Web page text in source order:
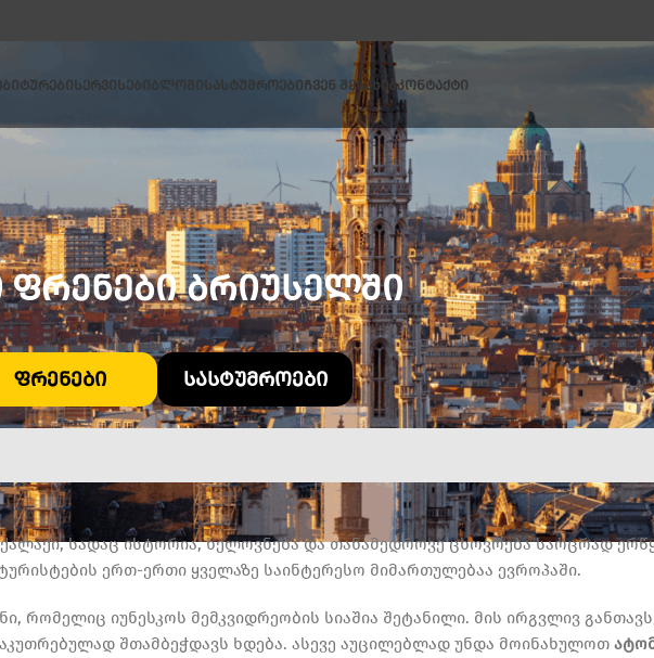
ᲢᲣᲠᲔᲑᲘᲡᲔᲠᲕᲘᲡᲔᲑᲘᲑᲚᲝᲒᲘᲡᲐᲡᲢᲣᲛᲠᲝᲔᲑᲘᲩᲕᲔᲜ ᲨᲔᲡᲐᲮᲔᲑᲙᲝᲜᲢᲐᲥᲢᲘ
ᲤᲠᲔᲜᲔᲑᲘ ᲑᲠᲘᲣᲡᲔᲚᲨᲘ
ᲤᲠᲔᲜᲔᲑᲘ ᲡᲐᲡᲢᲣᲛᲠᲝᲔᲑᲘ
სადაც ისტორია, ხელოვნება და თანამედროვე ცხოვრება საოცრად
ერთ-ერთი ყველაზე საინტერესო მიმართულებაა ევროპაში.
რომელიც იუნესკოს მემკვიდრეობის სიაშია შეტანილი. მის ირგვლივ
შთამბეჭდავს ხდება. ასევე აუცილებლად უნდა მოინახულოთ